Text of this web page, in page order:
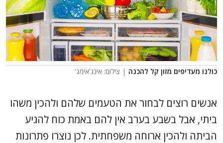
כולנו מעדיפים מזון קל להכנה | צילום: אינג'אימג'
אנשים רוצים לבחור את הטעמים שלהם ולהכין משהו
ביתי, אבל בשבע בערב אין להם באמת כוח להגיע
הביתה ולהכין ארוחה משפחתית. לכן נוצרו פתרונות